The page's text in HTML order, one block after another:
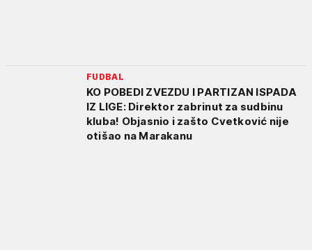
FUDBAL
KO POBEDI ZVEZDU I PARTIZAN ISPADA
IZ LIGE: Direktor zabrinut za sudbinu
kluba! Objasnio i zašto Cvetković nije
otišao na Marakanu